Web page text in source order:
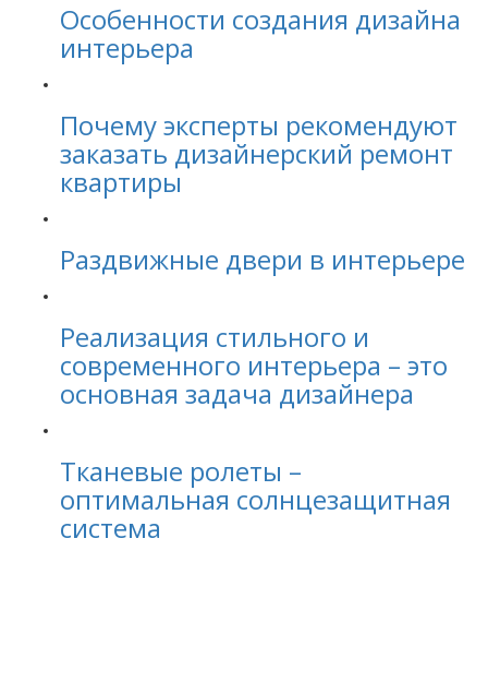
Особенности создания дизайна
интерьера
Почему эксперты рекомендуют
заказать дизайнерский ремонт
квартиры
Раздвижные двери в интерьере
Реализация стильного и
современного интерьера – это
основная задача дизайнера
Тканевые ролеты –
оптимальная солнцезащитная
система